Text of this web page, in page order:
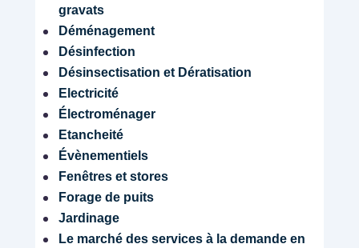
gravats
Déménagement
Désinfection
Désinsectisation et Dératisation
Electricité
Électroménager
Etancheité
Évènementiels
Fenêtres et stores
Forage de puits
Jardinage
Le marché des services à la demande en